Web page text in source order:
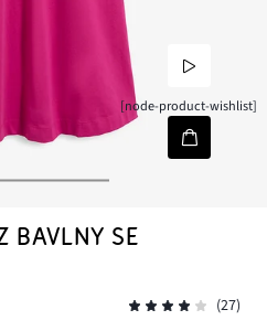
[node-product-wishlist]
BAVLNY SE
(27)